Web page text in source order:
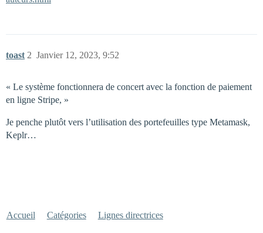
toast Janvier 12, 2023, 9:52
2
« Le système fonctionnera de concert avec la fonction de paiement
en ligne Stripe, »
Je penche plutôt vers l’utilisation des portefeuilles type Metamask,
Keplr…
Accueil Catégories Lignes directrices